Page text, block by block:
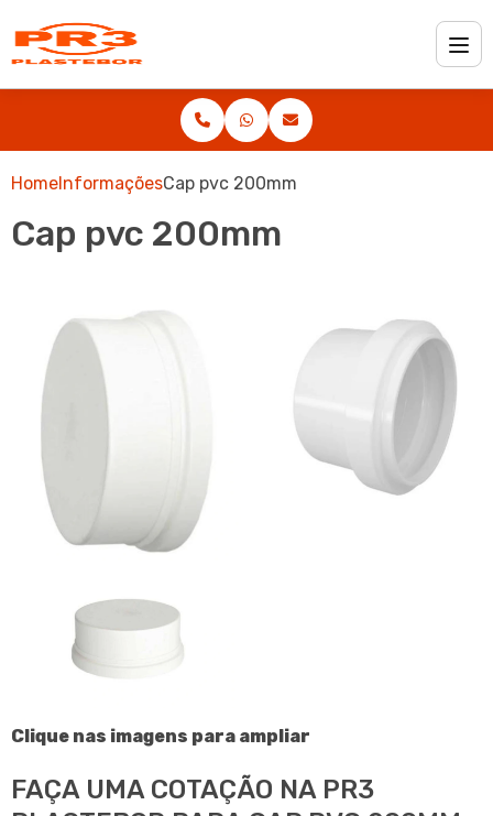
HomeInformaçõesCap pvc 200mm
Cap pvc 200mm
Clique nas imagens para ampliar
FAÇA UMA COTAÇÃO NA PR3